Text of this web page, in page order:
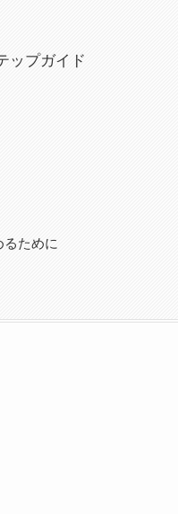
ップガイド
ために